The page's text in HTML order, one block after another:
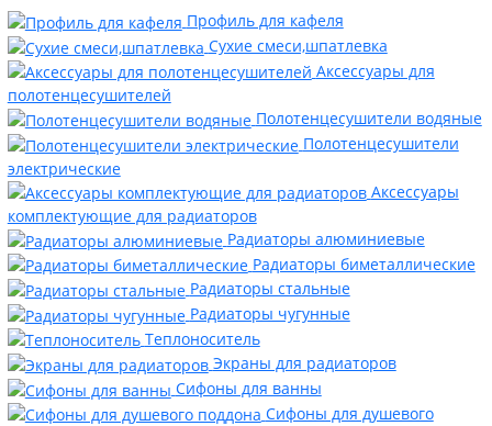
Профиль для кафеля
Сухие смеси,шпатлевка
Аксессуары для
полотенцесушителей
Полотенцесушители водяные
Полотенцесушители
электрические
Аксессуары
комплектующие для радиаторов
Радиаторы алюминиевые
Радиаторы биметаллические
Радиаторы стальные
Радиаторы чугунные
Теплоноситель
Экраны для радиаторов
Сифоны для ванны
Сифоны для душевого